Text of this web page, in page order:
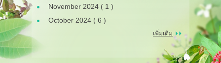
November 2024 ( 1 )
October 2024 ( 6 )
เพิ่มเติม